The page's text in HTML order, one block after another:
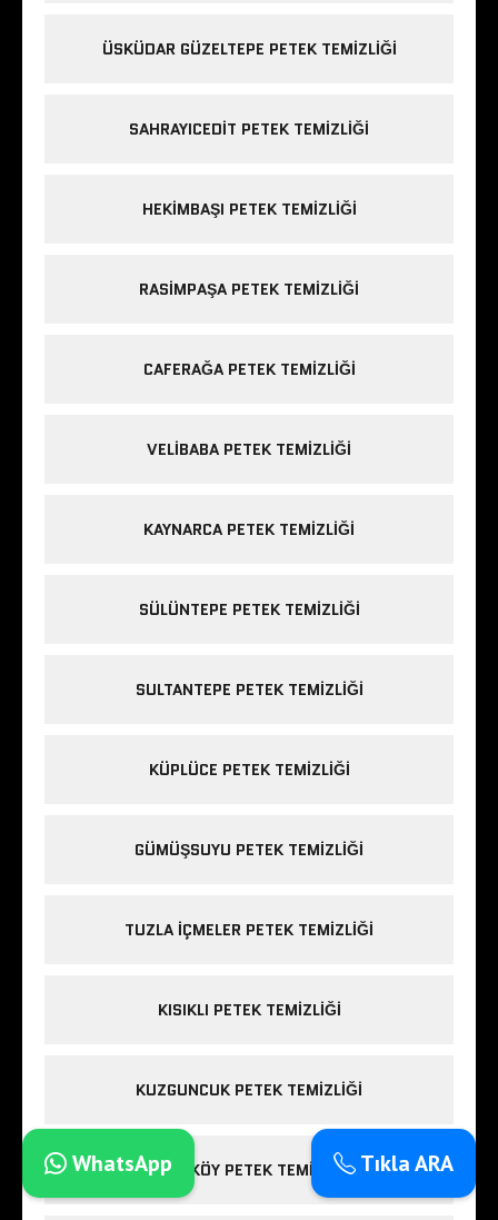
ÜSKÜDAR GÜZELTEPE PETEK TEMIZLIĞI
SAHRAYICEDIT PETEK TEMIZLIĞI
HEKIMBAŞI PETEK TEMIZLIĞI
RASIMPAŞA PETEK TEMIZLIĞI
CAFERAĞA PETEK TEMIZLIĞI
VELIBABA PETEK TEMIZLIĞI
KAYNARCA PETEK TEMIZLIĞI
SÜLÜNTEPE PETEK TEMIZLIĞI
SULTANTEPE PETEK TEMIZLIĞI
KÜPLÜCE PETEK TEMIZLIĞI
GÜMÜŞSUYU PETEK TEMIZLIĞI
TUZLA IÇMELER PETEK TEMIZLIĞI
KISIKLI PETEK TEMIZLIĞI
KUZGUNCUK PETEK TEMIZLIĞI
FIRÜZKÖY PETEK TEMIZLIĞI Tıkla ARA
WhatsApp